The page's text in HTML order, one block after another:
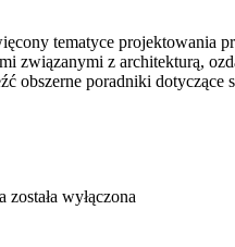
tematyce projektowania
związanymi z architekturą,
obszerne poradniki
została wyłączona